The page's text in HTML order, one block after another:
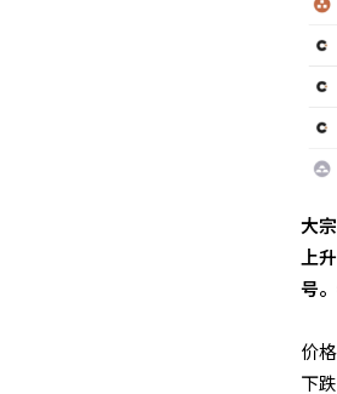
大
上
号
价
下